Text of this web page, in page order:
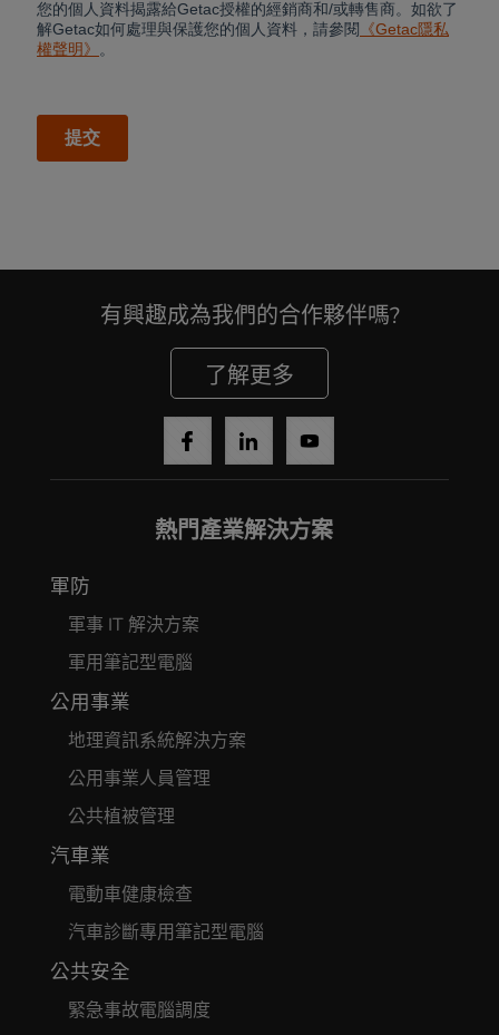
有興趣成為我們的合作夥伴嗎?
了解更多
熱門產業解決方案
軍防
軍事 IT 解決方案
軍用筆記型電腦
公用事業
地理資訊系統解決方案
公用事業人員管理
公共植被管理
汽車業
電動車健康檢查
汽車診斷專用筆記型電腦
公共安全
緊急事故電腦調度